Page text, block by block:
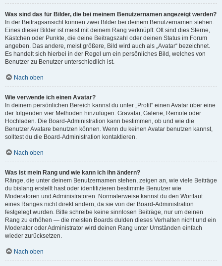
Was sind das für Bilder, die bei meinem Benutzernamen angezeigt werden?
In der Beitragsansicht können zwei Bilder bei deinem Benutzernamen stehen.
Eines dieser Bilder ist meist mit deinem Rang verknüpft: Oft sind dies Sterne,
Kästchen oder Punkte, die deine Beitragszahl oder deinen Status im Forum
angeben. Das andere, meist größere, Bild wird auch als „Avatar“ bezeichnet.
Es handelt sich hierbei in der Regel um ein persönliches Bild, welches von
Benutzer zu Benutzer unterschiedlich ist.
Nach oben
Wie verwende ich einen Avatar?
In deinem persönlichen Bereich kannst du unter „Profil“ einen Avatar über eine
der folgenden vier Methoden hinzufügen: Gravatar, Galerie, Remote oder
Hochladen. Die Board-Administration kann bestimmen, ob und wie die
Benutzer Avatare benutzen können. Wenn du keinen Avatar benutzen kannst,
solltest du die Board-Administration kontaktieren.
Nach oben
Was ist mein Rang und wie kann ich ihn ändern?
Ränge, die unter deinem Benutzernamen stehen, zeigen an, wie viele Beiträge
du bislang erstellt hast oder identifizieren bestimmte Benutzer wie
Moderatoren und Administratoren. Normalerweise kannst du den Wortlaut
eines Ranges nicht direkt ändern, da sie von der Board-Administration
festgelegt wurden. Bitte schreibe keine sinnlosen Beiträge, nur um deinen
Rang zu erhöhen — die meisten Boards dulden dieses Verhalten nicht und ein
Moderator oder Administrator wird deinen Rang unter Umständen einfach
wieder zurücksetzen.
Nach oben